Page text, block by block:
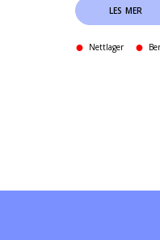
LES MER
Nettlager